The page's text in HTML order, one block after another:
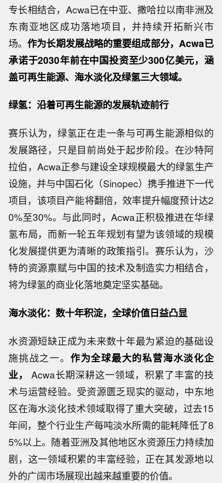
专长相结合，Acwa已在中亚、撒哈拉以南非洲及
东南亚地区成功落地项目，并持续开拓新兴市
场。作为长期发展战略的重要组成部分，Acwa已
承诺于2030年前在中国投资至少300亿美元，涵
盖可再生能源、海水淡化及绿氢三大领域。
绿氢：沿着可再生能源的发展轨迹前行
赛乐认为，绿氢正在走一条与可再生能源相似的
发展路径，只是目前尚处于起步阶段。在沙特阿
拉伯，Acwa正参与建设全球规模最大的绿氢生产
设施，并与中国石化（Sinopec）携手推进下一代
项目，该项目产能将翻倍，效率提升幅度预计达2
0%至30%。与此同时，Acwa正积极推进在华绿
氢布局，而新一轮五年规划有望为该领域的规模
化发展提供更为清晰的政策指引。赛乐认为，沙
特的资源禀赋与中国的技术及制造实力相结合，
将为绿氢的商业化落地奠定坚实基础。
海水淡化：数十年积淀，全球价值日益凸显
水资源短缺正成为未来数十年最为紧迫的基础设
施挑战之一。 作为全球最大的私营海水淡化企
业，
Acwa长期深耕这一领域，积累了丰富的技
术与运营经验。受资源匮乏现实的驱动，中东地
区在海水淡化技术领域取得了重大突破，过去15
年间，整个行业生产每吨淡水所需的能耗降低了8
5%以上。随着亚洲及其他地区水资源压力持续加
剧，这一领域积累的丰富经验，正在其发源地以
外的广阔市场展现出越来越重要的价值。